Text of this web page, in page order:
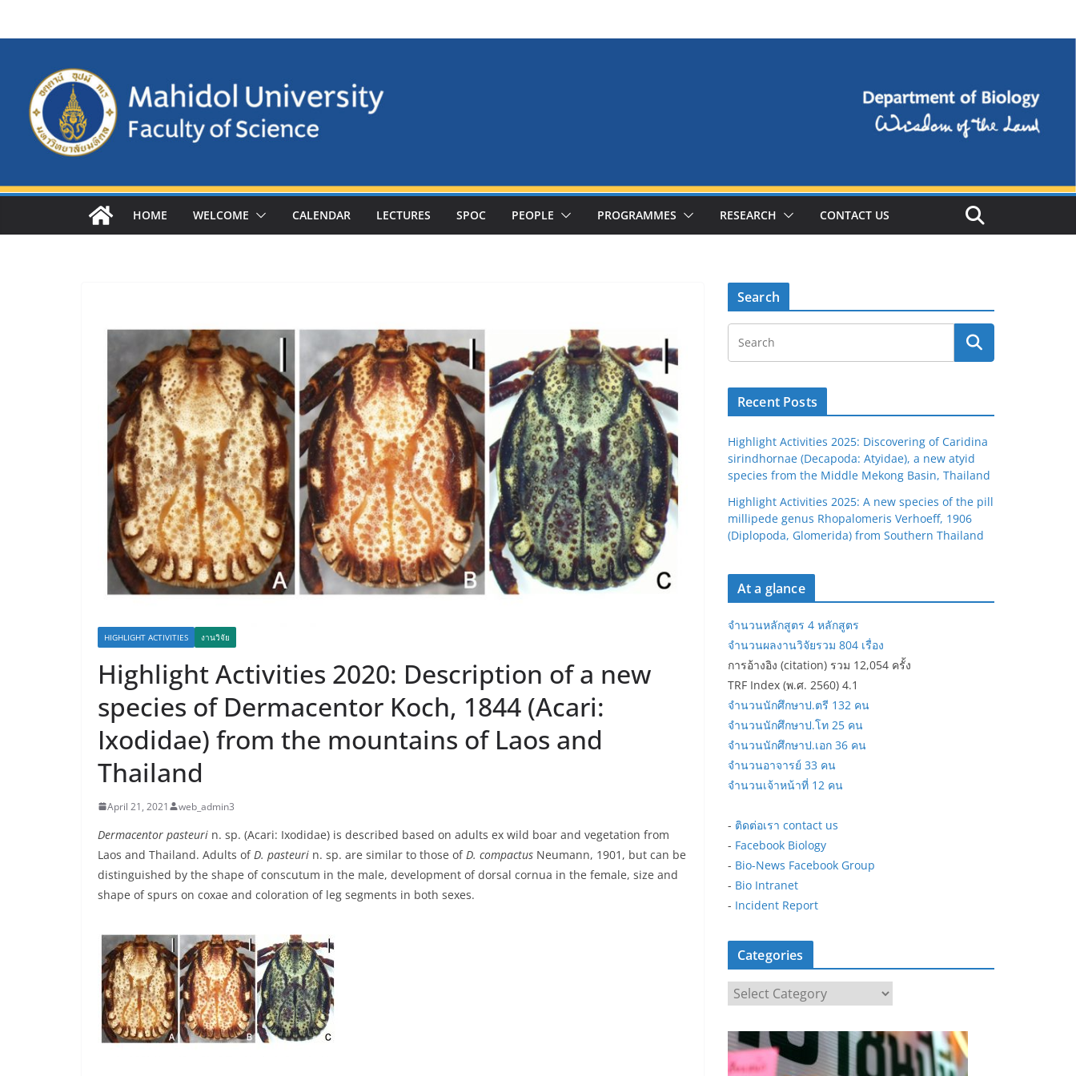
HOME WELCOME CALENDAR LECTURES SPOC PEOPLE PROGRAMMES RESEARCH CONTACT US
HIGHLIGHT ACTIVITIES งานวิจัย
Highlight Activities 2020: Description of a new
species of Dermacentor Koch, 1844 (Acari:
Ixodidae) from the mountains of Laos and
Thailand
April 21, 2021 web_admin3
Dermacentor pasteuri n. sp. (Acari: Ixodidae) is described based on adults ex wild boar and vegetation from
Laos and Thailand. Adults of D. pasteuri n. sp. are similar to those of D. compactus Neumann, 1901, but can be
distinguished by the shape of conscutum in the male, development of dorsal cornua in the female, size and
shape of spurs on coxae and coloration of leg segments in both sexes.
Search
Recent Posts
Highlight Activities 2025: Discovering of Caridina
sirindhornae (Decapoda: Atyidae), a new atyid
species from the Middle Mekong Basin, Thailand
Highlight Activities 2025: A new species of the pill
millipede genus Rhopalomeris Verhoeff, 1906
(Diplopoda, Glomerida) from Southern Thailand
At a glance
จำนวนหลักสูตร 4 หลักสูตร
จำนวนผลงานวิจัยรวม 804 เรื่อง
การอ้างอิง (citation) รวม 12,054 ครั้ง
TRF Index (พ.ศ. 2560) 4.1
จำนวนนักศึกษาป.ตรี 132 คน
จำนวนนักศึกษาป.โท 25 คน
จำนวนนักศึกษาป.เอก 36 คน
จำนวนอาจารย์ 33 คน
จำนวนเจ้าหน้าที่ 12 คน
- ติดต่อเรา contact us
- Facebook Biology
- Bio-News Facebook Group
- Bio Intranet
- Incident Report
Categories
a
t
e
g